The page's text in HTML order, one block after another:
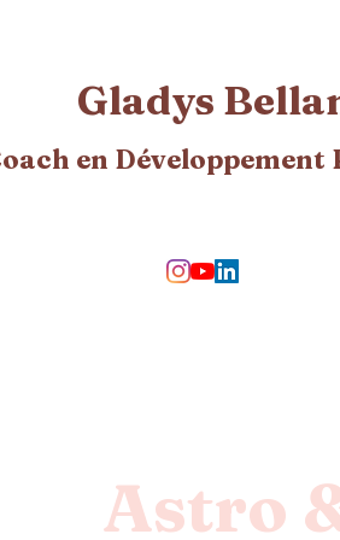
Gladys
en Développement
Astro